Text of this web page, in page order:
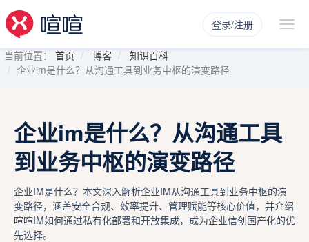
登录/注册
当前位置： 首页 博客
知识百科
企业im是什么？从沟通工具到业务中枢的演变路径
企业im是什么？从沟通工具
到业务中枢的演变路径
企业IM是什么？本文深入解析企业IM从沟通工具到业务中枢的演
变路径，涵盖安全合规、效率提升、管理赋能等核心价值，并介绍
喧喧IM如何通过私有化部署和开放集成，成为企业信创国产化的优
先选择。